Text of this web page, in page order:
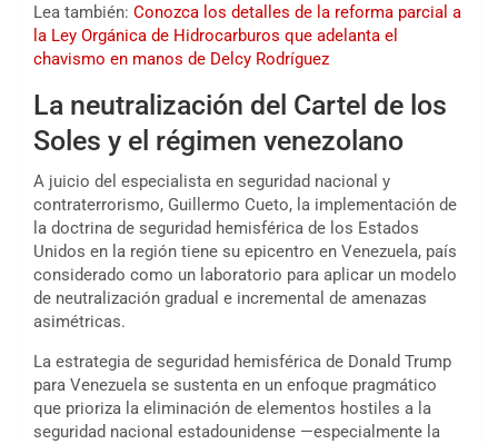
Lea también: Conozca los detalles de la reforma parcial a
la Ley Orgánica de Hidrocarburos que adelanta el
chavismo en manos de Delcy Rodríguez
La neutralización del Cartel de los
Soles y el régimen venezolano
A juicio del especialista en seguridad nacional y
contraterrorismo, Guillermo Cueto, la implementación de
la doctrina de seguridad hemisférica de los Estados
Unidos en la región tiene su epicentro en Venezuela, país
considerado como un laboratorio para aplicar un modelo
de neutralización gradual e incremental de amenazas
asimétricas.
La estrategia de seguridad hemisférica de Donald Trump
para Venezuela se sustenta en un enfoque pragmático
que prioriza la eliminación de elementos hostiles a la
seguridad nacional estadounidense —especialmente la